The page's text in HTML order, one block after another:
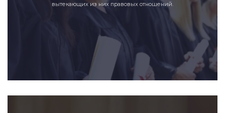
вытекающих из них правовых отношений.